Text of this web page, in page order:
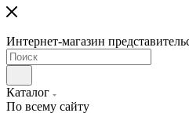
Интернет-магазин
Каталог
По всему сайту